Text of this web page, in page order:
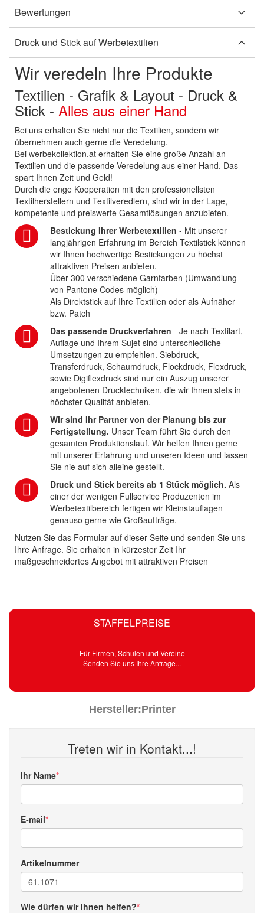
STAFFELPREISE
Für Firmen, Schulen und Vereine
Senden Sie uns Ihre Anfrage...
Hersteller:Printer
Treten wir in Kontakt...!
Ihr Name
E-mail
Artikelnummer
Wie dürfen wir Ihnen helfen?
Bewertungen
Druck und Stick auf Werbetextilien
Wir veredeln Ihre Produkte
Textilien - Grafik & Layout - Druck &
Stick - Alles aus einer Hand
Bei uns erhalten Sie nicht nur die Textilien, sondern wir
übernehmen auch gerne die Veredelung.
Bei werbekollektion.at erhalten Sie eine große Anzahl an
Textilien und die passende Veredelung aus einer Hand. Das
spart Ihnen Zeit und Geld!
Durch die enge Kooperation mit den professionellsten
Textilherstellern und Textilveredlern, sind wir in der Lage,
kompetente und preiswerte Gesamtlösungen anzubieten.
Bestickung Ihrer Werbetextilien - Mit unserer
langjährigen Erfahrung im Bereich Textilstick können
wir Ihnen hochwertige Bestickungen zu höchst
attraktiven Preisen anbieten.
Über 300 verschiedene Garnfarben (Umwandlung
von Pantone Codes möglich)
Als Direktstick auf Ihre Textilien oder als Aufnäher
bzw. Patch
Das passende Druckverfahren - Je nach Textilart,
Auflage und Ihrem Sujet sind unterschiedliche
Umsetzungen zu empfehlen. Siebdruck,
Transferdruck, Schaumdruck, Flockdruck, Flexdruck,
sowie Digiflexdruck sind nur ein Auszug unserer
angebotenen Drucktechniken, die wir Ihnen stets in
höchster Qualität anbieten.
Wir sind Ihr Partner von der Planung bis zur
Fertigstellung. Unser Team führt Sie durch den
gesamten Produktionslauf. Wir helfen Ihnen gerne
mit unserer Erfahrung und unseren Ideen und lassen
Sie nie auf sich alleine gestellt.
Druck und Stick bereits ab 1 Stück möglich. Als
einer der wenigen Fullservice Produzenten im
Werbetextilbereich fertigen wir Kleinstauflagen
genauso gerne wie Großaufträge.
Nutzen Sie das Formular auf dieser Seite und senden Sie uns
Ihre Anfrage. Sie erhalten in kürzester Zeit Ihr
maßgeschneidertes Angebot mit attraktiven Preisen